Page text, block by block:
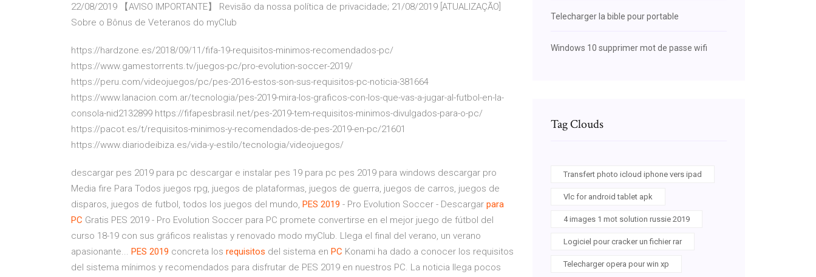
22/08/2019 【AVISO IMPORTANTE】 Revisão da nossa política de privacidade; 21/08/2019 [ATUALIZAÇÃO]
Sobre o Bônus de Veteranos do myClub
https://hardzone.es/2018/09/11/fifa-19-requisitos-minimos-recomendados-pc/
https://www.gamestorrents.tv/juegos-pc/pro-evolution-soccer-2019/
https://peru.com/videojuegos/pc/pes-2016-estos-son-sus-requisitos-pc-noticia-381664
https://www.lanacion.com.ar/tecnologia/pes-2019-mira-los-graficos-con-los-que-vas-a-jugar-al-futbol-en-la-
consola-nid2132899 https://fifapesbrasil.net/pes-2019-tem-requisitos-minimos-divulgados-para-o-pc/
https://pacot.es/t/requisitos-minimos-y-recomendados-de-pes-2019-en-pc/21601
https://www.diariodeibiza.es/vida-y-estilo/tecnologia/videojuegos/
descargar pes 2019 para pc descargar e instalar pes 19 para pc pes 2019 para windows descargar pro
Media fire Para Todos juegos rpg, juegos de plataformas, juegos de guerra, juegos de carros, juegos de
disparos, juegos de futbol, todos los juegos del mundo, PES 2019 - Pro Evolution Soccer - Descargar para
PC Gratis PES 2019 - Pro Evolution Soccer para PC promete convertirse en el mejor juego de fútbol del
curso 18-19 con sus gráficos realistas y renovado modo myClub. Llega el final del verano, un verano
apasionante... PES 2019 concreta los requisitos del sistema en PC Konami ha dado a conocer los requisitos
del sistema mínimos y recomendados para disfrutar de PES 2019 en nuestros PC. La noticia llega pocos
Telecharger la bible pour portable
Windows 10 supprimer mot de passe wifi
Tag Clouds
Transfert photo icloud iphone vers ipad
Vlc for android tablet apk
4 images 1 mot solution russie 2019
Logiciel pour cracker un fichier rar
Telecharger opera pour win xp